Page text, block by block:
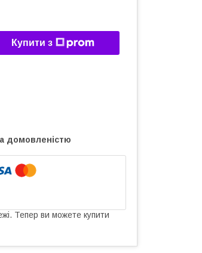
Купити з
домовленістю
Тепер ви можете купити